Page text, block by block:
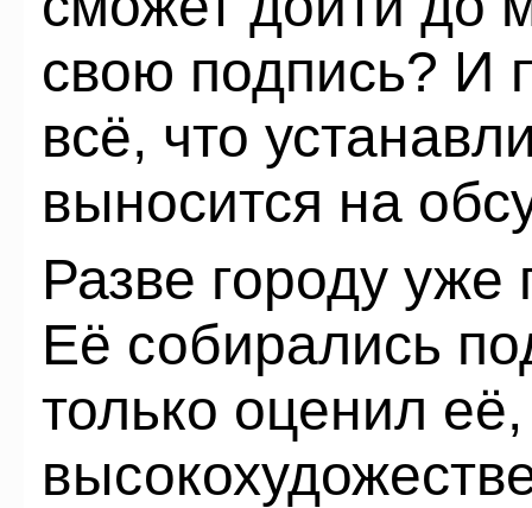
свою подпись? И
всё, что
выносится на
Разве городу уже
Её собирались
только оценил её,